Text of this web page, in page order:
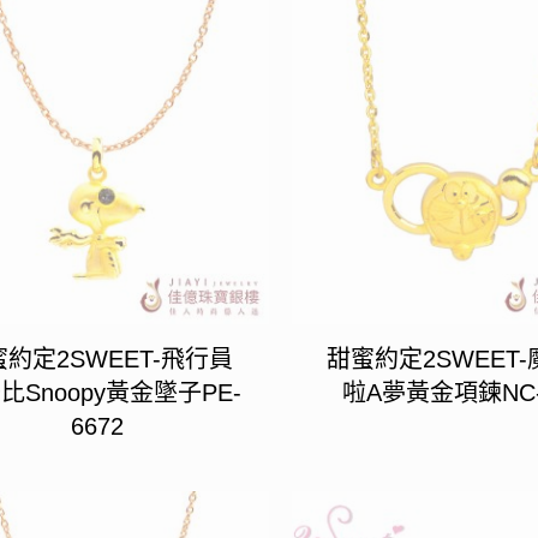
約定2SWEET-飛行員
Snoopy黃金墜子PE-
6672
甜蜜約定2SWEET-
啦A夢黃金項鍊